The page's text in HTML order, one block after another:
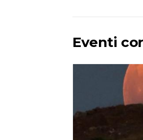
Eventi